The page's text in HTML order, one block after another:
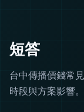
短答
台中傳播價錢常
時段與方案影響。